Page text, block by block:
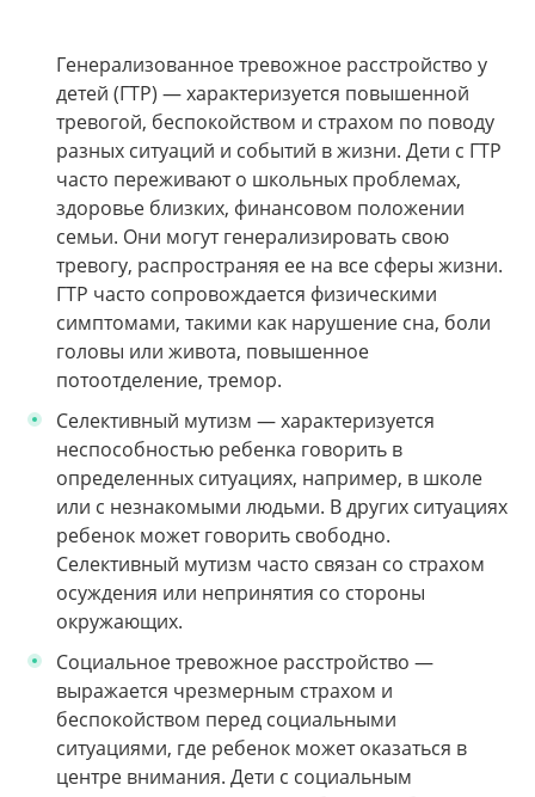
Генерализованное тревожное расстройство у
детей (ГТР) — характеризуется повышенной
тревогой, беспокойством и страхом по поводу
разных ситуаций и событий в жизни. Дети с ГТР
часто переживают о школьных проблемах,
здоровье близких, финансовом положении
семьи. Они могут генерализировать свою
тревогу, распространяя ее на все сферы жизни.
ГТР часто сопровождается физическими
симптомами, такими как нарушение сна, боли
головы или живота, повышенное
потоотделение, тремор.
Селективный мутизм — характеризуется
неспособностью ребенка говорить в
определенных ситуациях, например, в школе
или с незнакомыми людьми. В других ситуациях
ребенок может говорить свободно.
Селективный мутизм часто связан со страхом
осуждения или непринятия со стороны
окружающих.
Социальное тревожное расстройство —
выражается чрезмерным страхом и
беспокойством перед социальными
ситуациями, где ребенок может оказаться в
центре внимания. Дети с социальным